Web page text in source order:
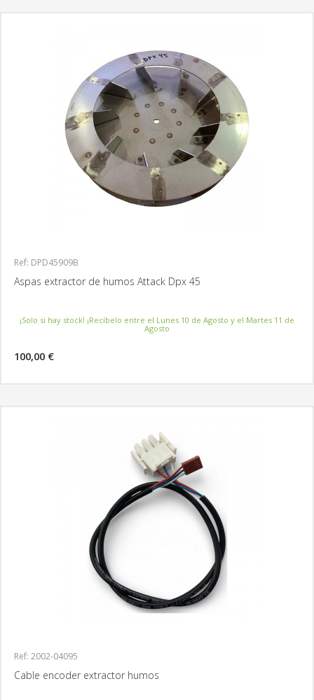
Ref: DPD45909B
Aspas extractor de humos Attack Dpx 45
¡Solo si hay stock! ¡Recíbelo entre el Lunes 10 de Agosto y el Martes 11 de
Agosto
100,00 €
Ref: 2002-04095
Cable encoder extractor humos